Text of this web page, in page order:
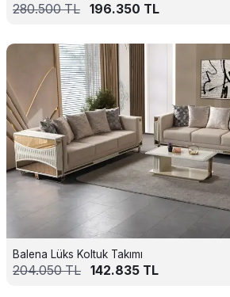
280.500TL 196.350 TL
Balena Lüks Koltuk Takımı
204.050TL 142.835 TL